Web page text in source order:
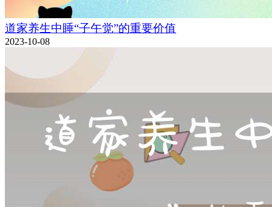
道家养生中睡“子午觉”的重要价值
2023-10-08